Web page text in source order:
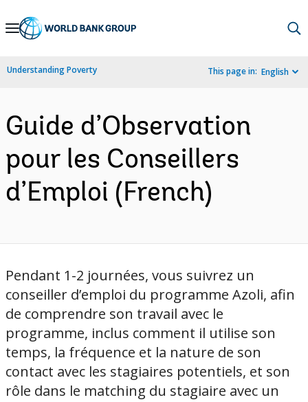
Skip
Navigation
Understanding Poverty This page in: English
Guide d’Observation
pour les Conseillers
d’Emploi (French)
Pendant 1-2 journées, vous suivrez un
conseiller d’emploi du programme Azoli, afin
de comprendre son travail avec le
programme, inclus comment il utilise son
temps, la fréquence et la nature de son
contact avec les stagiaires potentiels, et son
rôle dans le matching du stagiaire avec un